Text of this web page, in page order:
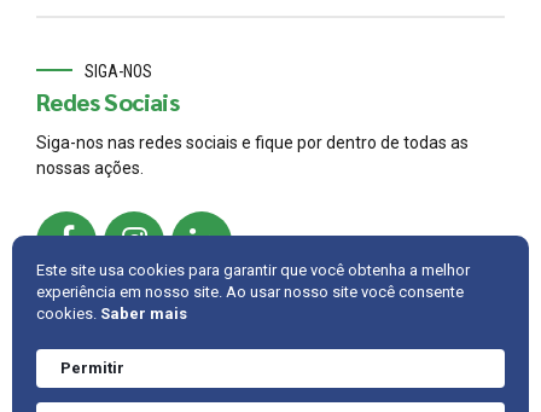
SIGA-NOS
Redes Sociais
Siga-nos nas redes sociais e fique por dentro de todas as
nossas ações.
Este site usa cookies para garantir que você obtenha a melhor
experiência em nosso site. Ao usar nosso site você consente
cookies. Saber mais
Permitir
Precisa de ajuda?
Converve agora